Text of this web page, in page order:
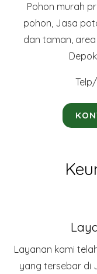
Pohon murah
pohon, Jasa
dan taman,
Layanan kami
yang tersebar di